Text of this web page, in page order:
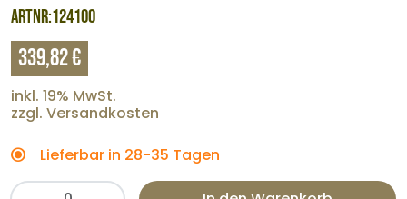
ARTNR:124100
339,82 €
inkl. 19% MwSt.
zzgl. Versandkosten
Lieferbar in 28-35 Tagen